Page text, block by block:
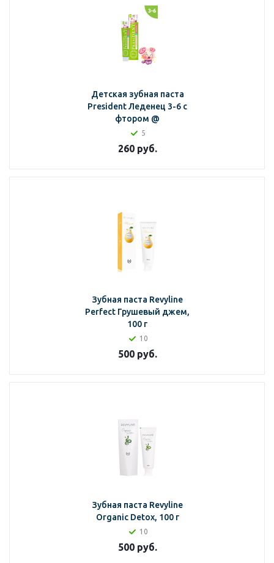
Детская зубная паста
President Леденец 3-6 с
фтором @
5
260руб.
Зубная паста Revyline
Perfect Грушевый джем,
100 г
10
500руб.
Зубная паста Revyline
Organic Detox, 100 г
10
500руб.